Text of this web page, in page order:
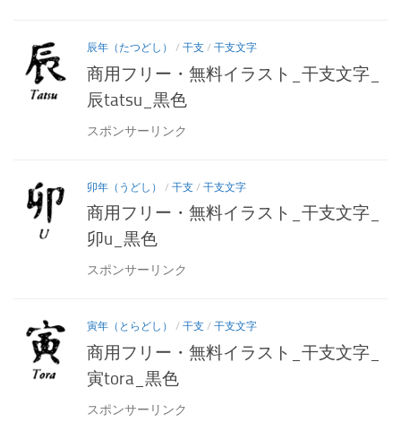
辰年（たつどし） / 干支 / 干支文字
商用フリー・無料イラスト_干支文字_
辰tatsu_黒色
スポンサーリンク
卯年（うどし） / 干支 / 干支文字
商用フリー・無料イラスト_干支文字_
卯u_黒色
スポンサーリンク
寅年（とらどし） / 干支 / 干支文字
商用フリー・無料イラスト_干支文字_
寅tora_黒色
スポンサーリンク